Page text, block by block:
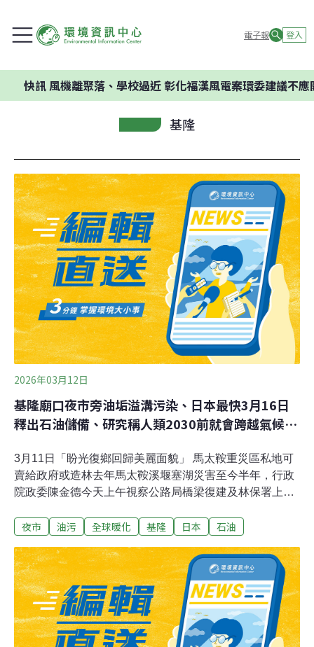
電子報 登入
機離聚落、學校過近 彰化福漢風電案環委建議不應開發
基隆
2026年03月12日
基隆廟口夜市旁油垢溢溝污染、日本最快3月16日
釋出石油儲備、研究稱人類2030前就會跨越氣候紅
3月11日「盼光復鄉回歸美麗面貌」 馬太鞍重災區私地可
賣給政府或造林去年馬太鞍溪堰塞湖災害至今半年，行政
院政委陳金德今天上午視察公路局橋梁復建及林保署上游
夜市 油污 全球暖化 基隆 日本 石油